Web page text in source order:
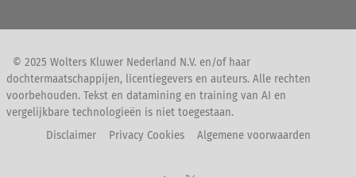
© 2025 Wolters Kluwer Nederland N.V. en/of haar
dochtermaatschappijen, licentiegevers en auteurs. Alle rechten
voorbehouden. Tekst en datamining en training van AI en
vergelijkbare technologieën is niet toegestaan.
Disclaimer
Privacy Cookies Algemene voorwaarden